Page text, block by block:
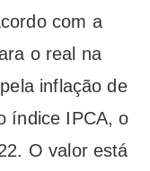
com a
o real na
inflação de
índice IPCA, o
O valor está